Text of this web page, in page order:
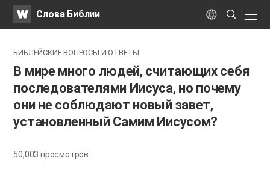
WATVСлова Библии Language
Search
Submit
БИБЛЕЙСКИЕ ВОПРОСЫ И ОТВЕТЫ
В мире много людей, считающих себя
последователями Иисуса, но почему
они не соблюдают новый завет,
установленный Самим Иисусом?
50,003просмотров